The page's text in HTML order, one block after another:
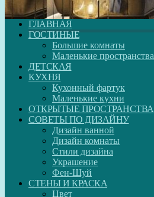
ГЛАВНАЯ
ГОСТИНЫЕ
Большие комнаты
Маленькие пространства
ДЕТСКАЯ
КУХНЯ
Кухонный фартук
Маленькие кухни
ОТКРЫТЫЕ ПРОСТРАНСТВА
СОВЕТЫ ПО ДИЗАЙНУ
Дизайн ванной
Дизайн комнаты
Стили дизайна
Украшение
Фен-Шуй
СТЕНЫ И КРАСКА
Цвет